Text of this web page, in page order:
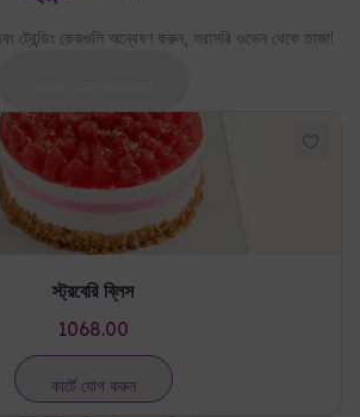
ট্রেন্ডিং কেকগুলি অন্বেষণ করুন, সরাসরি ওভেন থেকে তাজা!
স্ট্রবেরি ব্লিস
1068.00
কার্টে যোগ করুন